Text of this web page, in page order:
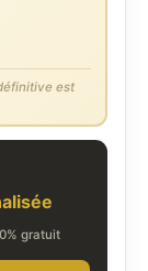
est
gratuit